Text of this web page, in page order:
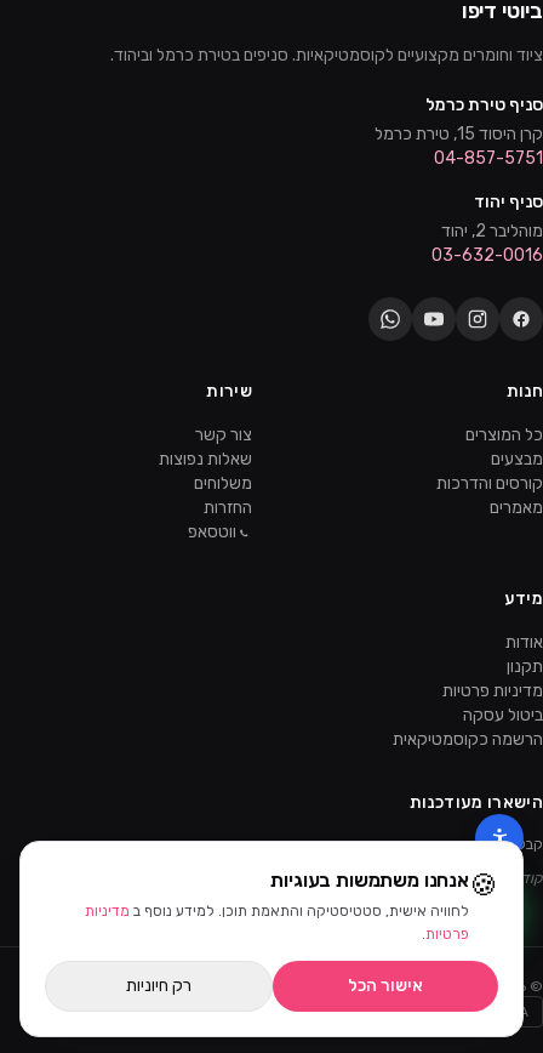
ביוטי דיפו
ציוד וחומרים מקצועיים לקוסמטיקאיות. סניפים בטירת כרמל וביהוד.
סניף טירת כרמל
קרן היסוד 15, טירת כרמל
04-857-5751
סניף יהוד
מוהליבר 2, יהוד
03-632-0016
חנות
כל המוצרים
מבצעים
קורסים והדרכות
מאמרים
שירות
צור קשר
שאלות נפוצות
משלוחים
החזרות
ווטסאפ
מידע
אודות
תקנון
מדיניות פרטיות
ביטול עסקה
הרשמה כקוסמטיקאית
הישארו מעודכנות
קבלו מבצעים ומוצרים חדשים קודם.
קוד ההטמעה של הניוזלטר יתווסף מהאדמין.
©
2026
ביוטי דיפו · כל הזכויות שמורות
VISA
MASTERCARD
AMEX
PayPal
Bit
🍪אנחנו משתמשות בעוגיות
לחוויה אישית, סטטיסטיקה והתאמת תוכן. למידע נוסף ב מדיניות
פרטיות.
אישור הכל רק חיוניות